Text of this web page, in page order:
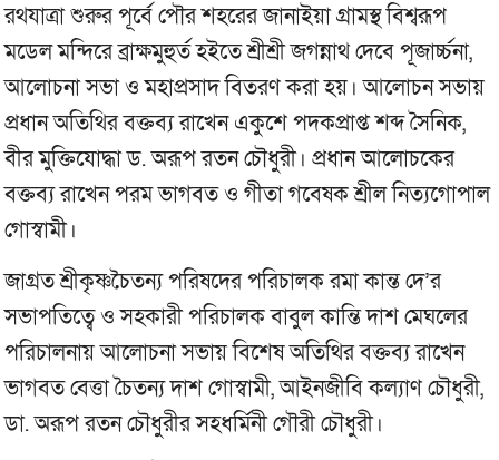
রথযাত্রা শুরুর পূর্বে পৌর শহরের জানাইয়া গ্রামস্থ বিশ্বরূপ
মডেল মন্দিরে ব্রাক্ষমুহুর্ত হইতে শ্রীশ্রী জগন্নাথ দেবে পূজার্চ্চনা,
আলোচনা সভা ও মহাপ্রসাদ বিতরণ করা হয়। আলোচন সভায়
প্রধান অতিথির বক্তব্য রাখেন একুশে পদকপ্রাপ্ত শব্দ সৈনিক,
বীর মুক্তিযোদ্ধা ড. অরূপ রতন চৌধুরী। প্রধান আলোচকের
বক্তব্য রাখেন পরম ভাগবত ও গীতা গবেষক শ্রীল নিত্যগোপাল
গোস্বামী।
জাগ্রত শ্রীকৃষ্ণচৈতন্য পরিষদের পরিচালক রমা কান্ত দে’র
সভাপতিত্বে ও সহকারী পরিচালক বাবুল কান্তি দাশ মেঘলের
পরিচালনায় আলোচনা সভায় বিশেষ অতিথির বক্তব্য রাখেন
ভাগবত বেত্তা চৈতন্য দাশ গোস্বামী, আইনজীবি কল্যাণ চৌধুরী,
ডা. অরূপ রতন চৌধুরীর সহধর্মিনী গৌরী চৌধুরী।